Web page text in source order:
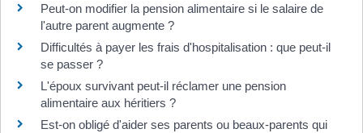
Peut-on modifier la pension alimentaire si le salaire de
l'autre parent augmente ?
Difficultés à payer les frais d'hospitalisation : que peut-il
se passer ?
L'époux survivant peut-il réclamer une pension
alimentaire aux héritiers ?
Est-on obligé d'aider ses parents ou beaux-parents qui